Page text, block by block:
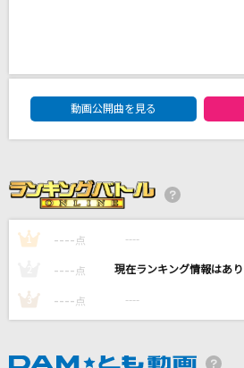
サカナクション
冬のうた
アカイシンキロウ
SUPER EIGHT
星屑ビーナス
DAM★ともボーカルエントリ
動画公開曲を見る
1 ---- 点 ----
---- 点 ----
3 ---- 点 ----